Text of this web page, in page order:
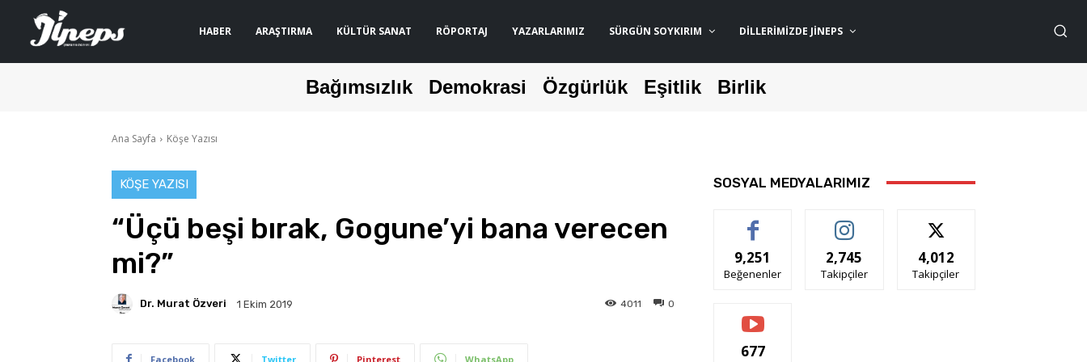
HABER ARAŞTIRMA KÜLTÜR SANAT RÖPORTAJ YAZARLARIMIZ SÜRGÜN SOYKIRIM DILLERIMIZDE JİNEPS
Bağımsızlık Demokrasi Özgürlük Eşitlik Birlik
Ana Sayfa Köşe Yazısı
KÖŞE YAZISI
“Üçü beşi bırak, Gogune’yi bana verecen
mi?”
Dr. Murat Özveri 1 Ekim 2019 0
4011
Facebook Twitter Pinterest WhatsApp
SOSYAL MEDYALARIMIZ
9,251
Beğenenler
2,745
Takipçiler
4,012
Takipçiler
677